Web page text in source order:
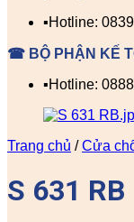
▪️Hotline:
☎ BỘ PHẬN KẾ
▪️Hotline:
Trang chủ / Cửa
S 631 RB